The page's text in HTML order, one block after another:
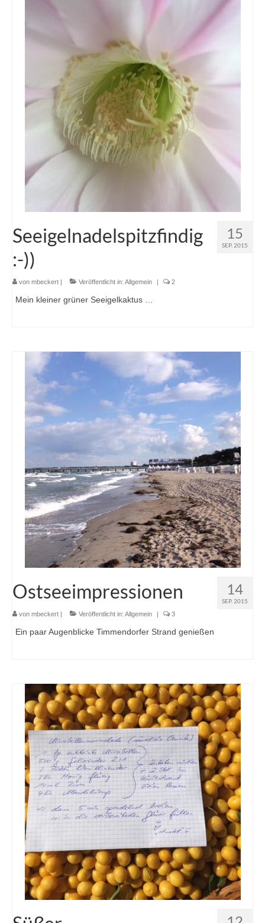
15
SEP. 2015
Seeigelnadelspitzfindig
:-))
von mbeckert | Veröffentlicht in: Allgemein | 2
Mein kleiner grüner Seeigelkaktus …
14
SEP. 2015
Ostseeimpressionen
von mbeckert | Veröffentlicht in: Allgemein | 3
Ein paar Augenblicke Timmendorfer Strand genießen